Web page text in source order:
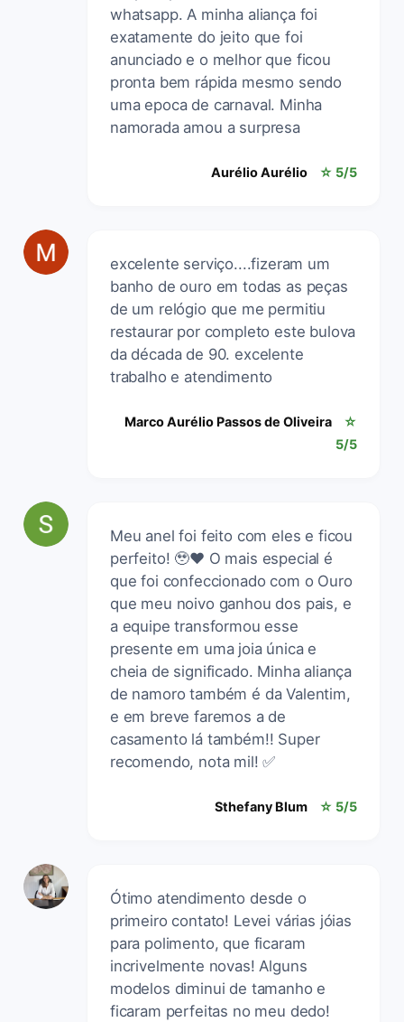
whatsapp. A minha aliança foi
exatamente do jeito que foi
anunciado e o melhor que ficou
pronta bem rápida mesmo sendo
uma epoca de carnaval. Minha
namorada amou a surpresa
Aurélio Aurélio ☆ 5/5
excelente serviço....fizeram um
banho de ouro em todas as peças
de um relógio que me permitiu
restaurar por completo este bulova
da década de 90. excelente
trabalho e atendimento
Marco Aurélio Passos de Oliveira
☆
5/5
Meu anel foi feito com eles e ficou
perfeito! 🥹❤️ O mais especial é
que foi confeccionado com o Ouro
que meu noivo ganhou dos pais, e
a equipe transformou esse
presente em uma joia única e
cheia de significado. Minha aliança
de namoro também é da Valentim,
e em breve faremos a de
casamento lá também!! Super
recomendo, nota mil! ✅
Sthefany Blum ☆ 5/5
Ótimo atendimento desde o
primeiro contato! Levei várias jóias
para polimento, que ficaram
incrivelmente novas! Alguns
modelos diminui de tamanho e
ficaram perfeitas no meu dedo!